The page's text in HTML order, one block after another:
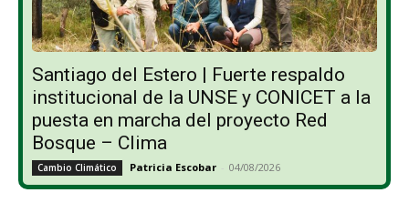
Santiago del Estero | Fuerte respaldo
institucional de la UNSE y CONICET a la
puesta en marcha del proyecto Red
Bosque – Clima
Cambio Climático Patricia Escobar - 04/08/2026